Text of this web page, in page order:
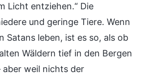
Licht entziehen.“ Die
und geringe Tiere. Wenn
Satans leben, ist es so, als ob
Wäldern tief in den Bergen
weil nichts der